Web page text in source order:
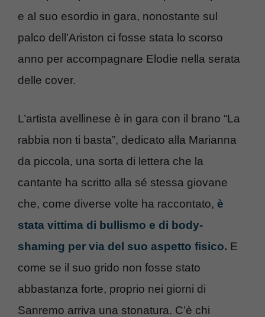
e al suo esordio in gara, nonostante sul
palco dell’Ariston ci fosse stata lo scorso
anno per accompagnare Elodie nella serata
delle cover.
L’artista avellinese è in gara con il brano “La
rabbia non ti basta”, dedicato alla Marianna
da piccola, una sorta di lettera che la
cantante ha scritto alla sé stessa giovane
che, come diverse volte ha raccontato, è
stata vittima di bullismo e di body-
shaming per via del suo aspetto fisico. E
come se il suo grido non fosse stato
abbastanza forte, proprio nei giorni di
Sanremo arriva una stonatura. C’è chi